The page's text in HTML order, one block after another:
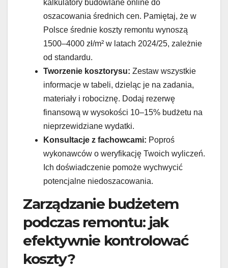
kalkulatory budowlane online do
oszacowania średnich cen. Pamiętaj, że w
Polsce średnie koszty remontu wynoszą
1500–4000 zł/m² w latach 2024/25, zależnie
od standardu.
Tworzenie kosztorysu: Zestaw wszystkie
informacje w tabeli, dzieląc je na zadania,
materiały i robociznę. Dodaj rezerwę
finansową w wysokości 10–15% budżetu na
nieprzewidziane wydatki.
Konsultacje z fachowcami: Poproś
wykonawców o weryfikację Twoich wyliczeń.
Ich doświadczenie pomoże wychwycić
potencjalne niedoszacowania.
Zarządzanie budżetem
podczas remontu: jak
efektywnie kontrolować
koszty?